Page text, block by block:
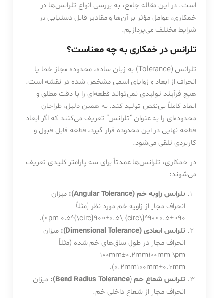
است. در این مقاله جامع، به بررسی انواع تلرانس‌ها در
خمکاری، عوامل مؤثر بر آن‌ها و مقادیر قابل دستیابی در
شرایط مختلف می‌پردازیم.
تلرانس در خمکاری به چه معناست؟
تلرانس (Tolerance) به زبان ساده، محدوده مجاز خطا یا
انحراف از ابعاد و زوایای اسمی مشخص شده در نقشه است.
هیچ فرآیند تولیدی نمی‌تواند قطعه‌ای را با دقت مطلق و
ابعاد کاملاً بی‌نقص تولید کند. به همین دلیل، طراحان
محدوده‌ای را به عنوان “تلرانس” تعریف می‌کنند که اگر ابعاد
قطعه نهایی در این محدوده قرار گیرد، قطعه قابل قبول و
کاربردی تلقی می‌شود.
در خمکاری، تلرانس‌ها عمدتاً برای سه پارامتر کلیدی تعریف
می‌شوند:
تلرانس زاویه خم (Angular Tolerance):
میزان
انحراف مجاز از زاویه خم مورد نظر (مثلاً
90∘±0.5∘90^{\circ} \pm 0.5^{\circ}
90∘±0.5
∘
).
تلرانس ابعادی (Dimensional Tolerance):
میزان
انحراف مجاز در طول ساق‌های خم شده (مثلاً
100mm±0.2mm100mm \pm
0.2mm100mm±0.2mm
).
تلرانس شعاع خم (Bend Radius Tolerance):
میزان
انحراف مجاز از شعاع داخلی خم.